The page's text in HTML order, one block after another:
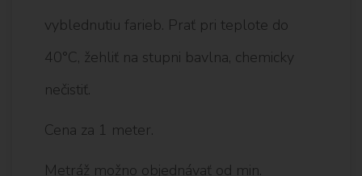
vyblednutiu farieb. Prať pri teplote do
40°C, žehliť na stupni bavlna, chemicky
nečistiť.
Cena za 1 meter.
Metráž možno objednávať od min.